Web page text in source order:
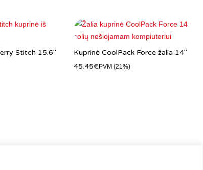
Stitch 15.6″
Kuprinė CoolPack Force žalia 14″
45.45€ PVM (21%)
ar gamintojo atnaujinimų. Spalvų atspalviai, užrašai ar